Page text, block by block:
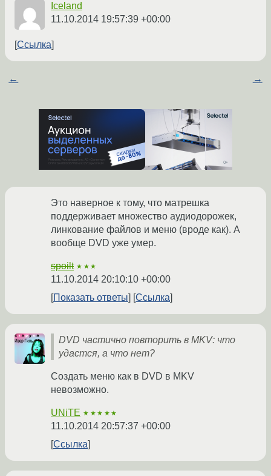
Iceland
11.10.2014 19:57:39 +00:00
Ссылка
← →
Это наверное к тому, что матрешка
поддерживает множество аудиодорожек,
линкование файлов и меню (вроде как). А
вообще DVD уже умер.
spoilt ★★★
11.10.2014 20:10:10 +00:00
Показать ответы
Ссылка
DVD частично повторить в MKV: что
удастся, a что нет?
Создать меню как в DVD в MKV
невозможно.
UNiTE ★★★★★
11.10.2014 20:57:37 +00:00
Ссылка